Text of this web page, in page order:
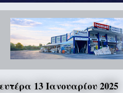
13 Ιανουαρίου 2025